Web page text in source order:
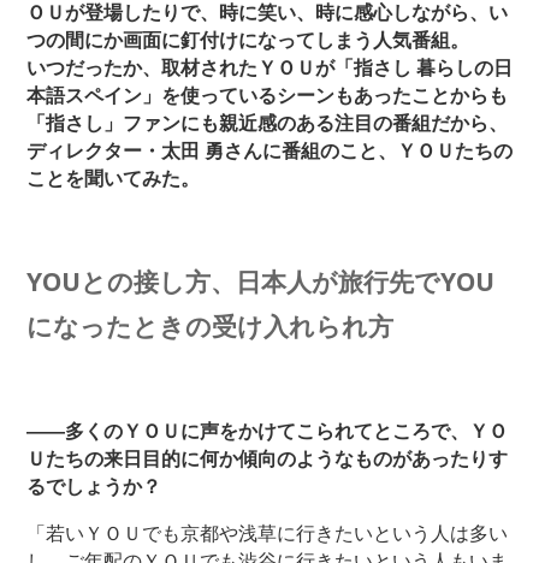
ＯＵが登場したりで、時に笑い、時に感心しながら、い
つの間にか画面に釘付けになってしまう人気番組。
いつだったか、取材されたＹＯＵが「指さし 暮らしの日
本語スペイン」を使っているシーンもあったことからも
「指さし」ファンにも親近感のある注目の番組だから、
ディレクター・太田 勇さんに番組のこと、ＹＯＵたちの
ことを聞いてみた。
YOUとの接し方、日本人が旅行先でYOU
になったときの受け入れられ方
――多くのＹＯＵに声をかけてこられてところで、ＹＯ
Ｕたちの来日目的に何か傾向のようなものがあったりす
るでしょうか？
「若いＹＯＵでも京都や浅草に行きたいという人は多い